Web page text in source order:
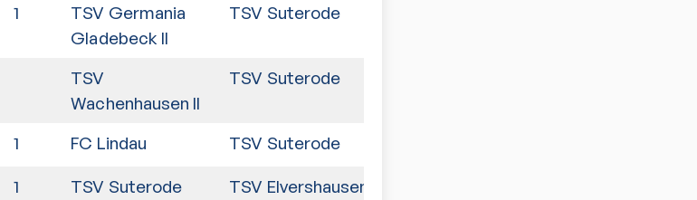
1
TSV Germania
Gladebeck II
TSV Suterode
TSV
Wachenhausen II
TSV Suterode
1 FC Lindau TSV Suterode
1 TSV Suterode
TSV Elvershausen